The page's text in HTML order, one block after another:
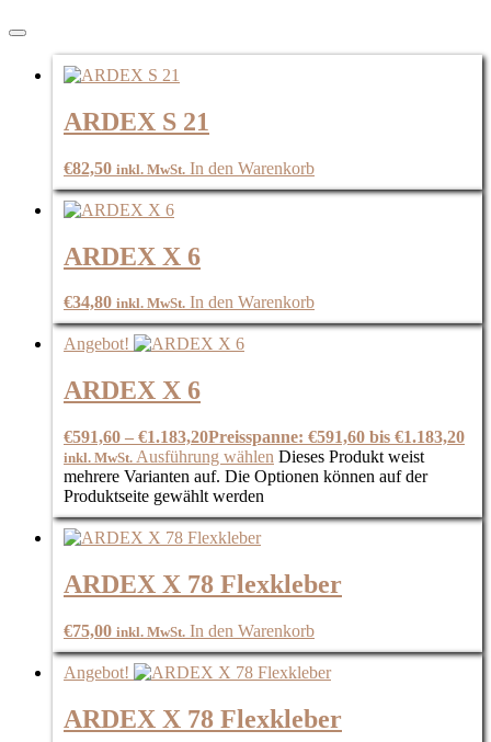
ARDEX S 21
€82,50 inkl. MwSt. In den Warenkorb
ARDEX X 6
€34,80 inkl. MwSt. In den Warenkorb
Angebot!
ARDEX X 6
€591,60 – €1.183,20Preisspanne: €591,60 bis €1.183,20
inkl. MwSt. Ausführung wählen Dieses Produkt weist
mehrere Varianten auf. Die Optionen können auf der
Produktseite gewählt werden
ARDEX X 78 Flexkleber
€75,00 inkl. MwSt. In den Warenkorb
Angebot!
ARDEX X 78 Flexkleber